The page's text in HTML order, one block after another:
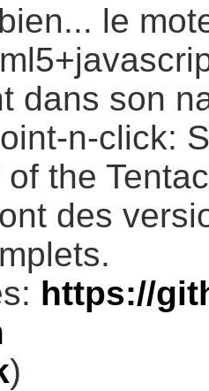
le
dans son
n-click:
the
des
https://
)